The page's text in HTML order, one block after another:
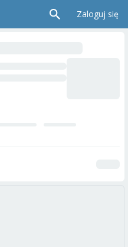
Zaloguj się